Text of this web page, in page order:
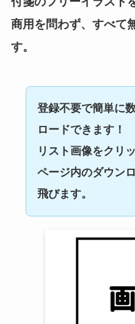
商用を問わず、すべて
す。
登録不要で簡単に
ロードできます！
リスト画像をクリ
ページ内のダウン
飛びます。